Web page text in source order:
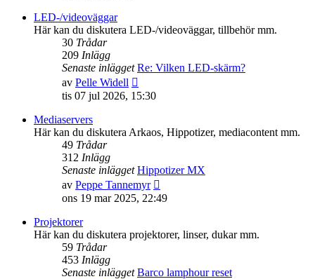
LED-/videoväggar
Här kan du diskutera LED-/videoväggar, tillbehör mm.
30 Trådar
209 Inlägg
Senaste inlägget Re: Vilken LED-skärm?
av Pelle Widell
till
inlägget
tis 07 jul 2026, 15:30
Mediaservers
Här kan du diskutera Arkaos, Hippotizer, mediacontent mm.
49 Trådar
312 Inlägg
Senaste inlägget Hippotizer MX
av Peppe Tannemyr
till
inlägget
ons 19 mar 2025, 22:49
Projektorer
Här kan du diskutera projektorer, linser, dukar mm.
59 Trådar
453 Inlägg
Senaste inlägget Barco lamphour reset